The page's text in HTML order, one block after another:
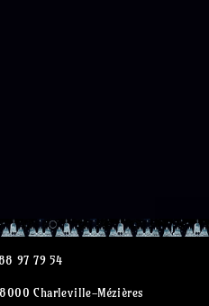
97 79 54
Charleville-Mézières